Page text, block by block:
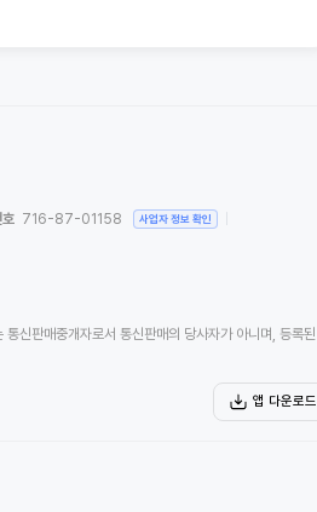
716-87-01158 사업자 정보 확인
신판매중개자로서 통신판매의 당사자가 아니며, 등록된
앱 다운로드